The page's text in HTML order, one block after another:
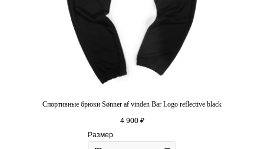
Спортивные брюки Sønner af vinden Bar Logo reflective black
4 900 ₽
Размер